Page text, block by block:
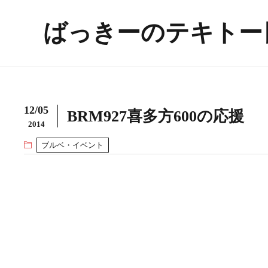
ばっきーのテキト
12/05
2014 BRM927喜多方600の応援
ブルベ・イベント